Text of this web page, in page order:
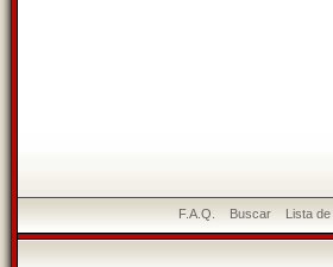
F.A.Q. Buscar Lista